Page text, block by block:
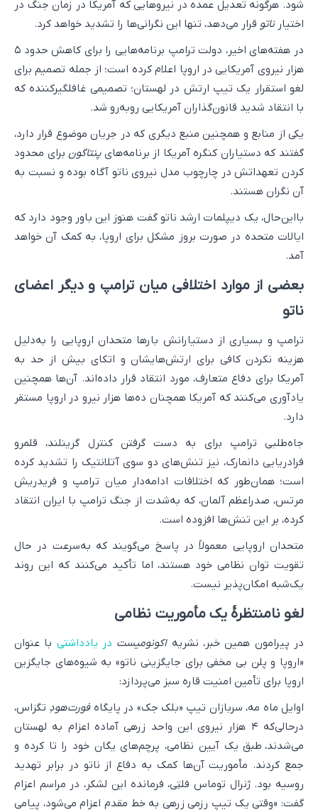
شود. هرگونه تعدیل عمده در نیروهایی که آمریکا در زمان جنگ در
اختیار ناتو قرار می‌دهد، تنها این نگرانی‌ها را تشدید خواهد کرد.
در هفته‌های اخیر، دولت ترامپ برنامه‌هایی را برای کاهش حدود ۵
هزار نیروی آمریکایی در اروپا اعلام کرده است؛ از جمله تصمیم برای
لغو استقرار یک تیپ ارتش در لهستان؛ تصمیمی غافلگیرکننده که
با انتقاد شدید قانون‌گذاران آمریکایی روبه‌رو شد.
یکی از منابع و همچنین منبع دیگری که در جریان موضوع قرار دارد،
گفتند که دستیاران کنگره آمریکا از برنامه‌هایپنتاگونبرای محدود
کردن تعهداتش در چارچوب مدل نیروی ناتو آگاه بوده و نسبت به
آن نگران هستند.
بااین‌حال، یک دیپلمات ارشد ناتو گفت هنوز این باور وجود دارد که
ایالات متحده در صورت بروز مشکل برای اروپا، به کمک آن خواهد
آمد.
بعضی از موارد اختلافی میان ترامپ و دیگر اعضای
ناتو
ترامپ و بسیاری از دستیارانش بارها متحدان اروپایی را به‌دلیل
هزینه نکردن کافی برای ارتش‌هایشان و اتکای بیش از حد به
آمریکا برای دفاع متعارف، مورد انتقاد قرار داده‌اند. آن‌ها همچنین
یادآوری می‌کنند که آمریکا همچنان ده‌ها هزار نیرو در اروپا مستقر
دارد.
جاه‌طلبی ترامپ برای به دست گرفتن کنترل گرینلند، قلمرو
فرادریایی دانمارک، نیز تنش‌های دو سوی آتلانتیک را تشدید کرده
است؛ همان‌طور که اختلافات ادامه‌دار میان ترامپ و فریدریش
مرتس، صدراعظم آلمان، که به‌شدت از جنگ ترامپ با ایران انتقاد
کرده، بر این تنش‌ها افزوده است.
متحدان اروپایی معمولاً در پاسخ می‌گویند که به‌سرعت در حال
تقویت توان نظامی خود هستند، اما تأکید می‌کنند که این روند
یک‌شبه امکان‌پذیر نیست.
لغو نامنتظرهٔ یک مأموریت نظامی
در پیرامون همین خبر، نشریهاکونومیست در یادداشتی با عنوان
«اروپا و پلن بی مخفی برای جایگزینی ناتو» به شیوه‌های جایگزین
اروپا برای تأمین امنیت قاره سبز می‌پردازد:
اوایل ماه مه، سربازان تیپ «بلک جک» در پایگاهفورت‌هودِ تگزاس،
درحالی‌که ۴ هزار نیروی این واحد زرهی آماده اعزام به لهستان
می‌شدند، طبق یک آیین نظامی، پرچم‌های یگان خود را تا کرده و
جمع کردند. مأموریت آن‌ها کمک به دفاع از ناتو در برابر تهدید
روسیه بود. ژنرال توماس فلتِی، فرمانده این لشکر، در مراسم اعزام
گفت: «وقتی یک تیپ رزمی زرهی به خط مقدم اعزام می‌شود، پیامی